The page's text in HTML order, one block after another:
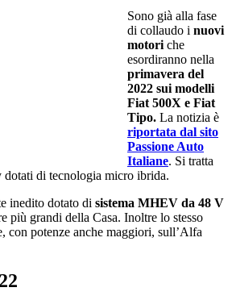
Sono già alla fase
di collaudo i nuovi
motori che
esordiranno nella
primavera del
2022 sui modelli
Fiat 500X e Fiat
Tipo. La notizia è
riportata dal sito
Passione Auto
Italiane. Si tratta
di tecnologia micro ibrida.
inedito dotato di sistema MHEV da 48 V
più grandi della Casa. Inoltre lo stesso
con potenze anche maggiori, sull’Alfa